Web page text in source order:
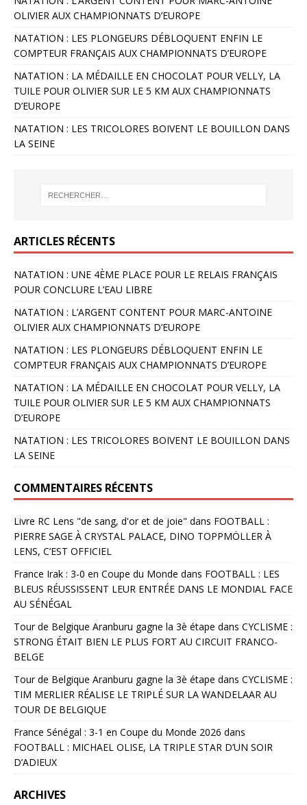
OLIVIER AUX CHAMPIONNATS D’EUROPE
NATATION : LES PLONGEURS DÉBLOQUENT ENFIN LE
COMPTEUR FRANÇAIS AUX CHAMPIONNATS D’EUROPE
NATATION : LA MÉDAILLE EN CHOCOLAT POUR VELLY, LA
TUILE POUR OLIVIER SUR LE 5 KM AUX CHAMPIONNATS
D’EUROPE
NATATION : LES TRICOLORES BOIVENT LE BOUILLON DANS
LA SEINE
ARTICLES RÉCENTS
NATATION : UNE 4ÈME PLACE POUR LE RELAIS FRANÇAIS
POUR CONCLURE L’EAU LIBRE
NATATION : L’ARGENT CONTENT POUR MARC-ANTOINE
OLIVIER AUX CHAMPIONNATS D’EUROPE
NATATION : LES PLONGEURS DÉBLOQUENT ENFIN LE
COMPTEUR FRANÇAIS AUX CHAMPIONNATS D’EUROPE
NATATION : LA MÉDAILLE EN CHOCOLAT POUR VELLY, LA
TUILE POUR OLIVIER SUR LE 5 KM AUX CHAMPIONNATS
D’EUROPE
NATATION : LES TRICOLORES BOIVENT LE BOUILLON DANS
LA SEINE
COMMENTAIRES RÉCENTS
Livre RC Lens "de sang, d'or et de joie" dans FOOTBALL :
PIERRE SAGE À CRYSTAL PALACE, DINO TOPPMÖLLER À
LENS, C’EST OFFICIEL
France Irak : 3-0 en Coupe du Monde dans FOOTBALL : LES
BLEUS RÉUSSISSENT LEUR ENTRÉE DANS LE MONDIAL FACE
AU SÉNÉGAL
Tour de Belgique Aranburu gagne la 3è étape dans CYCLISME :
STRONG ÉTAIT BIEN LE PLUS FORT AU CIRCUIT FRANCO-
BELGE
Tour de Belgique Aranburu gagne la 3è étape dans CYCLISME :
TIM MERLIER RÉALISE LE TRIPLÉ SUR LA WANDELAAR AU
TOUR DE BELGIQUE
France Sénégal : 3-1 en Coupe du Monde 2026 dans
FOOTBALL : MICHAEL OLISE, LA TRIPLE STAR D’UN SOIR
D’ADIEUX
ARCHIVES